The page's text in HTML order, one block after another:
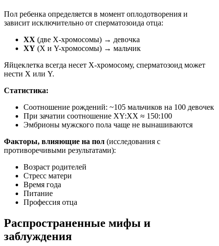
Пол ребенка определяется в момент оплодотворения и
зависит исключительно от сперматозоида отца:
XX (две X-хромосомы) → девочка
XY (X и Y-хромосомы) → мальчик
Яйцеклетка всегда несет X-хромосому, сперматозоид может
нести X или Y.
Статистика:
Соотношение рождений: ~105 мальчиков на 100 девочек
При зачатии соотношение XY:XX ≈ 150:100
Эмбрионы мужского пола чаще не вынашиваются
Факторы, влияющие на пол (исследования с
противоречивыми результатами):
Возраст родителей
Стресс матери
Время года
Питание
Профессия отца
Распространенные мифы и
заблуждения